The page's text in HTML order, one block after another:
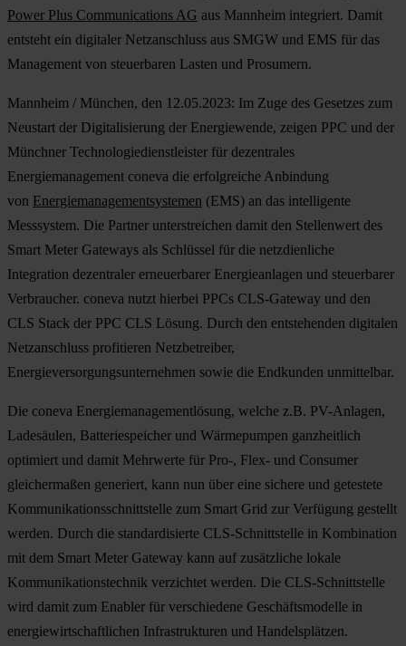
Power Plus Communications AG aus Mannheim integriert. Damit
entsteht ein digitaler Netzanschluss aus SMGW und EMS für das
Management von steuerbaren Lasten und Prosumern.
Mannheim / München, den 12.05.2023: Im Zuge des Gesetzes zum
Neustart der Digitalisierung der Energiewende, zeigen PPC und der
Münchner Technologiedienstleister für dezentrales
Energiemanagement coneva die erfolgreiche Anbindung
von Energiemanagementsystemen (EMS) an das intelligente
Messsystem. Die Partner unterstreichen damit den Stellenwert des
Smart Meter Gateways als Schlüssel für die netzdienliche
Integration dezentraler erneuerbarer Energieanlagen und steuerbarer
Verbraucher. coneva nutzt hierbei PPCs CLS-Gateway und den
CLS Stack der PPC CLS Lösung. Durch den entstehenden digitalen
Netzanschluss profitieren Netzbetreiber,
Energieversorgungsunternehmen sowie die Endkunden unmittelbar.
Die coneva Energiemanagementlösung, welche z.B. PV-Anlagen,
Ladesäulen, Batteriespeicher und Wärmepumpen ganzheitlich
optimiert und damit Mehrwerte für Pro-, Flex- und Consumer
gleichermaßen generiert, kann nun über eine sichere und getestete
Kommunikationsschnittstelle zum Smart Grid zur Verfügung gestellt
werden. Durch die standardisierte CLS-Schnittstelle in Kombination
mit dem Smart Meter Gateway kann auf zusätzliche lokale
Kommunikationstechnik verzichtet werden. Die CLS-Schnittstelle
wird damit zum Enabler für verschiedene Geschäftsmodelle in
energiewirtschaftlichen Infrastrukturen und Handelsplätzen.